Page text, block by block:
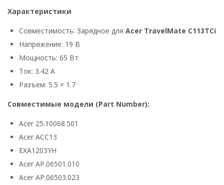
Характеристики
Совместимость: Зарядное для Acer TravelMate C113TCi
Напряжение: 19 В
Мощность: 65 Вт
Ток: 3.42 А
Разъем: 5.5 × 1.7
Совместимые модели (Part Number):
Acer 25.10068.501
Acer ACC13
EXA1203YH
Acer AP.06501.010
Acer AP.06503.023